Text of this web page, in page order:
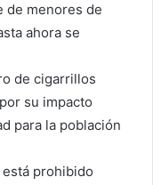
de menores de
ahora se
de cigarrillos
su impacto
para la población
está prohibido